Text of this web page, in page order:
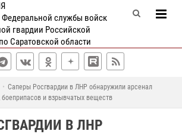
Федеральной службы войск
гвардии Российской
Саратовской области
Саперы Росгвардии в ЛНР обнаружили арсенал
боеприпасов и взрывчатых веществ
В ЛНР